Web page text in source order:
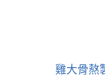
雞大骨熬